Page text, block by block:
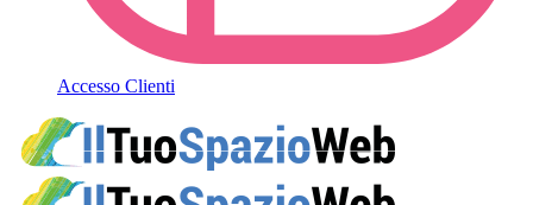
Accesso Clienti